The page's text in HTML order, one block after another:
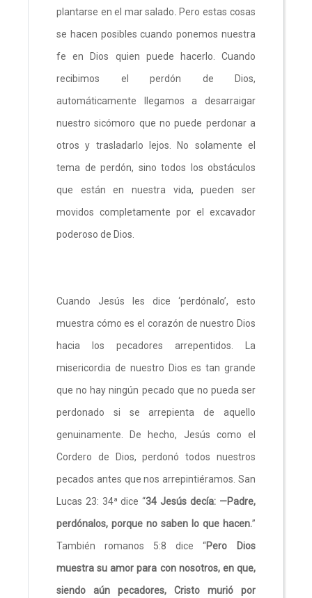
plantarse en el mar salado. Pero estas cosas
se hacen posibles cuando ponemos nuestra
fe en Dios quien puede hacerlo. Cuando
recibimos el perdón de Dios,
automáticamente llegamos a desarraigar
nuestro sicómoro que no puede perdonar a
otros y trasladarlo lejos. No solamente el
tema de perdón, sino todos los obstáculos
que están en nuestra vida, pueden ser
movidos completamente por el excavador
poderoso de Dios.
Cuando Jesús les dice ‘perdónalo’, esto
muestra cómo es el corazón de nuestro Dios
hacia los pecadores arrepentidos. La
misericordia de nuestro Dios es tan grande
que no hay ningún pecado que no pueda ser
perdonado si se arrepienta de aquello
genuinamente. De hecho, Jesús como el
Cordero de Dios, perdonó todos nuestros
pecados antes que nos arrepintiéramos. San
Lucas 23: 34ª dice “34 Jesús decía: —Padre,
perdónalos, porque no saben lo que hacen.”
También romanos 5:8 dice “Pero Dios
muestra su amor para con nosotros, en que,
siendo aún pecadores, Cristo murió por